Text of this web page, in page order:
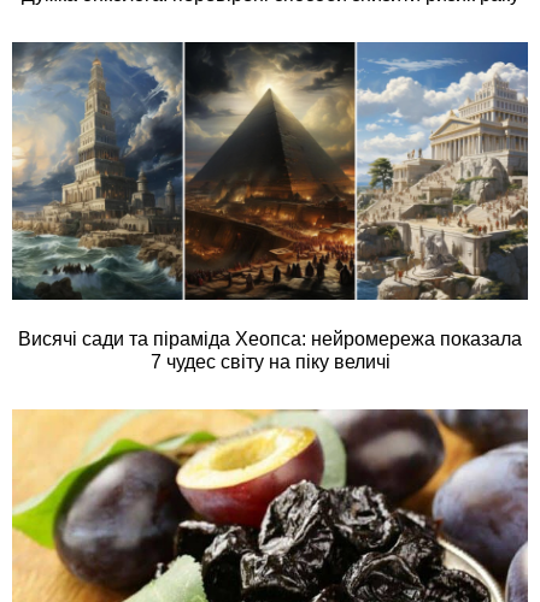
Висячі сади та піраміда Хеопса: нейромережа показала
7 чудес світу на піку величі